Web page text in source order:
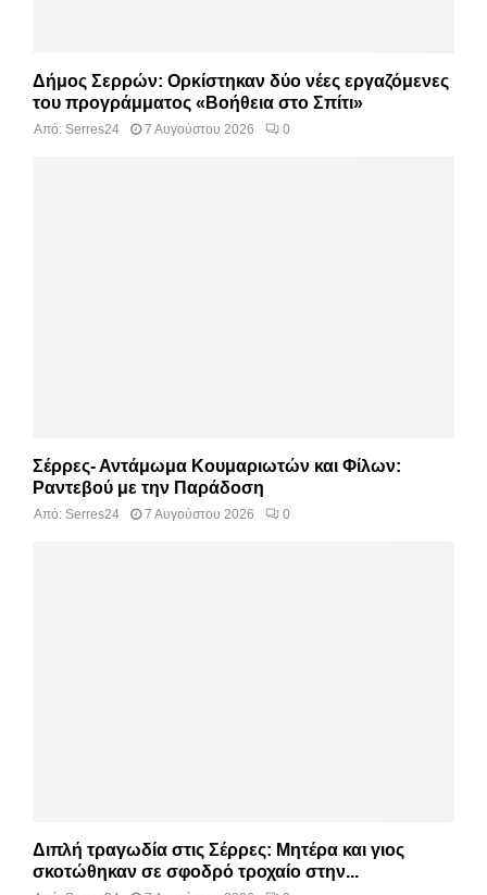
Δήμος Σερρών: Ορκίστηκαν δύο νέες εργαζόμενες
του προγράμματος «Βοήθεια στο Σπίτι»
Από: Serres24 7 Αυγούστου 2026 0
Σέρρες- Αντάμωμα Κουμαριωτών και Φίλων:
Ραντεβού με την Παράδοση
Από: Serres24 7 Αυγούστου 2026 0
Διπλή τραγωδία στις Σέρρες: Μητέρα και γιος
σκοτώθηκαν σε σφοδρό τροχαίο στην...